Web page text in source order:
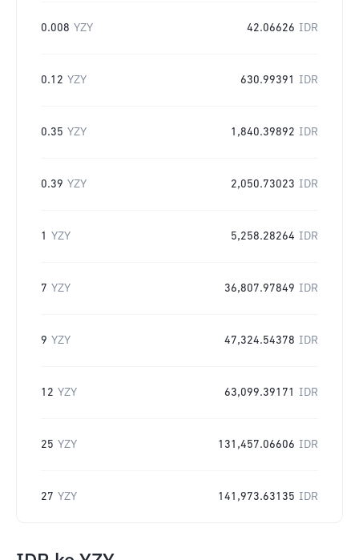
0.008 YZY 42.06626 IDR
0.12 YZY 630.99391 IDR
0.35 YZY 1,840.39892 IDR
0.39 YZY 2,050.73023 IDR
1 YZY 5,258.28264 IDR
7 YZY 36,807.97849 IDR
9 YZY 47,324.54378 IDR
12 YZY 63,099.39171 IDR
25 YZY 131,457.06606 IDR
27 YZY 141,973.63135 IDR